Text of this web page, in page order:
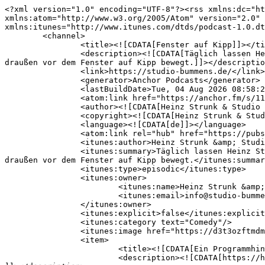
<?xml version="1.0" encoding="UTF-8"?><rss xmlns:dc="http://purl.org/dc/elements/1.1/" xmlns:content="http://purl.org/rss/1.0/modules/content/" xmlns:atom="http://www.w3.org/2005/Atom" version="2.0" xmlns:anchor="https://anchor.fm/xmlns" xmlns:podcast="https://podcastindex.org/namespace/1.0" xmlns:itunes="http://www.itunes.com/dtds/podcast-1.0.dtd" xmlns:psc="http://podlove.org/simple-chapters">
	<channel>
		<title><![CDATA[Fenster auf Kipp]]></title>
		<description><![CDATA[Täglich lassen Heinz Strunk und Heinzer uns teilhaben an ihren Gedanken zum Leben, der Arbeit und allem, was sie an der Welt da draußen vor dem Fenster auf Kipp bewegt.]]></description>
		<link>https://studio-bummens.de/</link>
		<generator>Anchor Podcasts</generator>
		<lastBuildDate>Tue, 04 Aug 2026 08:58:24 GMT</lastBuildDate>
		<atom:link href="https://anchor.fm/s/115323758/podcast/rss" rel="self" type="application/rss+xml"/>
		<author><![CDATA[Heinz Strunk & Studio Bummens]]></author>
		<copyright><![CDATA[Heinz Strunk & Studio Bummens]]></copyright>
		<language><![CDATA[de]]></language>
		<atom:link rel="hub" href="https://pubsubhubbub.appspot.com/"/>
		<itunes:author>Heinz Strunk &amp; Studio Bummens</itunes:author>
		<itunes:summary>Täglich lassen Heinz Strunk und Heinzer uns teilhaben an ihren Gedanken zum Leben, der Arbeit und allem, was sie an der Welt da draußen vor dem Fenster auf Kipp bewegt.</itunes:summary>
		<itunes:type>episodic</itunes:type>
		<itunes:owner>
			<itunes:name>Heinz Strunk &amp; Studio Bummens</itunes:name>
			<itunes:email>info@studio-bummens.de</itunes:email>
		</itunes:owner>
		<itunes:explicit>false</itunes:explicit>
		<itunes:category text="Comedy"/>
		<itunes:image href="https://d3t3ozftmdmh3i.cloudfront.net/staging/podcast_uploaded_nologo/46405798/df56a631e8d4f11a.jpg"/>
		<item>
			<title><![CDATA[Ein Programmhinweis von Heinz Strunk]]></title>
			<description><![CDATA[https://heinzstrunk.de/#tourdates
]]></description>
			<link>https://podcasters.spotify.com/pod/show/mb-bummens2/episodes/Ein-Programmhinweis-von-Heinz-Strunk-e3md948</link>
			<guid isPermaLink="false">add10b1ce0f140affa283e8989b2b643</guid>
			<dc:creator><![CDATA[Heinz Strunk & Studio Bummens]]></dc:creator>
			<pubDate>Thu, 24 Feb 2022 09:58:34 GMT</pubDate>
			<enclosure url="https://anchor.fm/s/115323758/podcast/play/123167304/https%3A%2F%2Fd3ctxlq1ktw2nl.cloudfront.net%2Fstaging%2F2026-6-22%2F428408868-44100-2-0db4895837e88fc9.mp3" length="5324124" type="audio/mpeg"/>
			<itunes:summary>https://heinzstrunk.de/#tourdates
</itunes:summary>
			<itunes:explicit>false</itunes:explicit>
			<itunes:duration>00:05:34</itunes:duration>
			<itunes:image href="https://d3t3ozftmdmh3i.cloudfront.net/staging/podcast_uploaded_episode/46405798/9504d334389f8376.jpg"/>
		</item>
		<item>
			<title><![CDATA[Der letzte Tanz]]></title>
			<description><![CDATA[Fenster auf Kipp sagt Tschüss. Es ist aus. Aus und vorbei. Heinz und Heinzer verabschieden sich und könnten trauriger nicht sein. Dose ist abgesprungen und ohne Dose kein Podcast. Fenster auf Kipp wird für immer in unseren Herzen bleiben. Auf bald! Euer Heinz, euer Heinzer.
]]></description>
			<link>https://podcasters.spotify.com/pod/show/mb-bummens2/episodes/Der-letzte-Tanz-e3md96u</link>
			<guid isPermaLink="false">b06a7ba159e4bd823f37a27ef0c5ccec</guid>
			<dc:creator><![CDATA[Heinz Strunk & Studio Bummens]]></dc:creator>
			<pubDate>Thu, 21 Oct 2021 22:05:00 GMT</pubDate>
			<enclosure url="https://anchor.fm/s/115323758/podcast/play/123167390/https%3A%2F%2Fd3ctxlq1ktw2nl.cloudfront.net%2Fstaging%2F2026-6-22%2F428408943-44100-2-4ad02a5cdabd3e22.mp3" length="11917068" type="audio/mpeg"/>
			<itunes:summary>Fenster auf Kipp sagt